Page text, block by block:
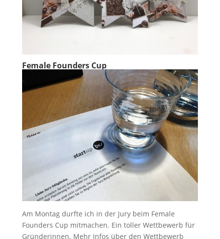
Female Founders Cup
Am Montag durfte ich in der Jury beim Female
Founders Cup mitmachen. Ein toller Wettbewerb für
Gründerinnen. Mehr Infos über den Wettbewerb